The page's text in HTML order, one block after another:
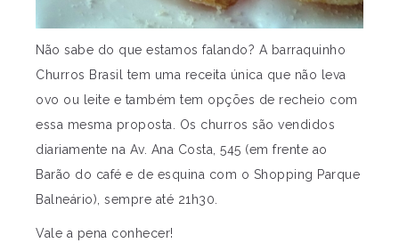
Não sabe do que estamos falando? A barraquinho
Churros Brasil tem uma receita única que não leva
ovo ou leite e também tem opções de recheio com
essa mesma proposta. Os churros são vendidos
diariamente na Av. Ana Costa, 545 (em frente ao
Barão do café e de esquina com o Shopping Parque
Balneário), sempre até 21h30.
Vale a pena conhecer!